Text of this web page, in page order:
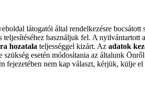
látogatói által rendelkezésre
teljesítéséhez használjuk fel. A nyilvántartott
hozatala teljességgel kizárt. Az adatok
esetén módosítania az általunk
fejezetében nem kap választ, kérjük, külje